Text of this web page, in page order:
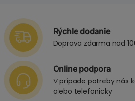
Rýchle dodanie
Doprava zdarma nad
Online podpora
V prípade potreby nás
alebo telefonicky